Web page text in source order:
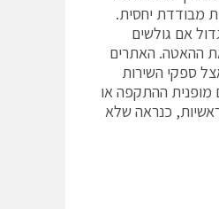
מבודדת יחסית.
אם גולשים
ההאטה. האתרים
ספקי השירות
מופנית ההתקפה או
כנראה שלא